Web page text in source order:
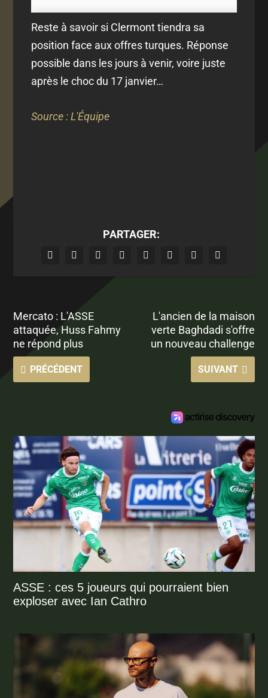
Reste à savoir si Clermont tiendra sa
position face aux offres turques. Réponse
possible dans les jours à venir, voire juste
après le choc du 17 janvier…
Source : L'Équipe
PARTAGER:
Mercato : L'ASSE
attaquée, Huss Fahmy
ne répond plus
PRÉCÉDENT
L'ancien de la maison
verte Baghdadi s'offre
un nouveau challenge
SUIVANT
ASSE : ces 5 joueurs qui pourraient bien
exploser avec Ian Cathro